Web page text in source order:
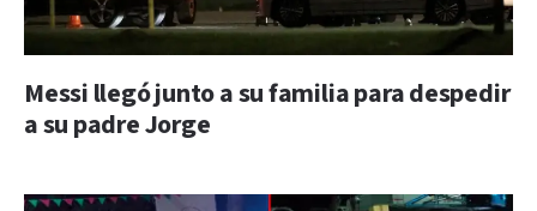
Messi llegó junto a su familia para despedir
a su padre Jorge